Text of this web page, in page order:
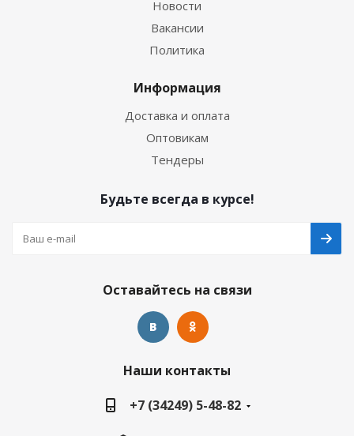
Новости
Вакансии
Политика
Информация
Доставка и оплата
Оптовикам
Тендеры
Будьте всегда в курсе!
Оставайтесь на связи
Наши контакты
+7 (34249) 5-48-82